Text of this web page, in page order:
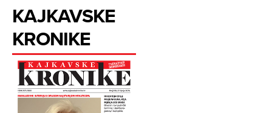
KAJKAVSKE
KRONIKE